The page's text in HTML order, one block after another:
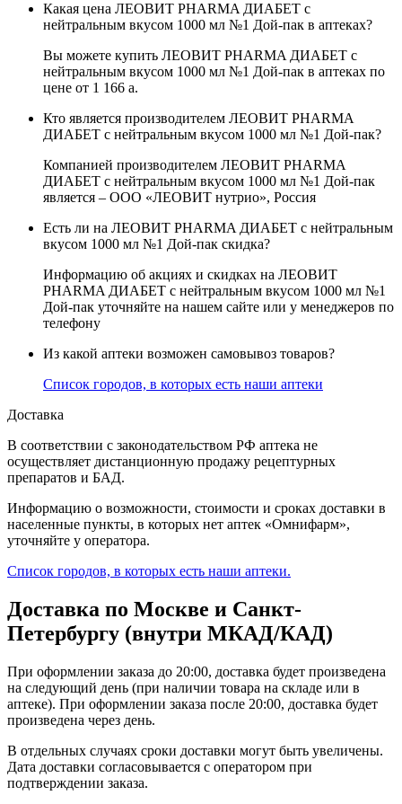
Какая цена ЛЕОВИТ PHARMA ДИАБЕТ с
нейтральным вкусом 1000 мл №1 Дой-пак в аптеках?
Вы можете купить ЛЕОВИТ PHARMA ДИАБЕТ с
нейтральным вкусом 1000 мл №1 Дой-пак в аптеках по
цене от 1 166 a.
Кто является производителем ЛЕОВИТ PHARMA
ДИАБЕТ с нейтральным вкусом 1000 мл №1 Дой-пак?
Компанией производителем ЛЕОВИТ PHARMA
ДИАБЕТ с нейтральным вкусом 1000 мл №1 Дой-пак
является – ООО «ЛЕОВИТ нутрио», Россия
Есть ли на ЛЕОВИТ PHARMA ДИАБЕТ с нейтральным
вкусом 1000 мл №1 Дой-пак скидка?
Информацию об акциях и скидках на ЛЕОВИТ
PHARMA ДИАБЕТ с нейтральным вкусом 1000 мл №1
Дой-пак уточняйте на нашем сайте или у менеджеров по
телефону
Из какой аптеки возможен самовывоз товаров?
Список городов, в которых есть наши аптеки
Доставка
В соответствии с законодательством РФ аптека не
осуществляет дистанционную продажу рецептурных
препаратов и БАД.
Информацию о возможности, стоимости и сроках доставки в
населенные пункты, в которых нет аптек «Омнифарм»,
уточняйте у оператора.
Список городов, в которых есть наши аптеки.
Доставка по Москве и Санкт-
Петербургу (внутри МКАД/КАД)
При оформлении заказа до 20:00, доставка будет произведена
на следующий день (при наличии товара на складе или в
аптеке). При оформлении заказа после 20:00, доставка будет
произведена через день.
В отдельных случаях сроки доставки могут быть увеличены.
Дата доставки согласовывается с оператором при
подтверждении заказа.